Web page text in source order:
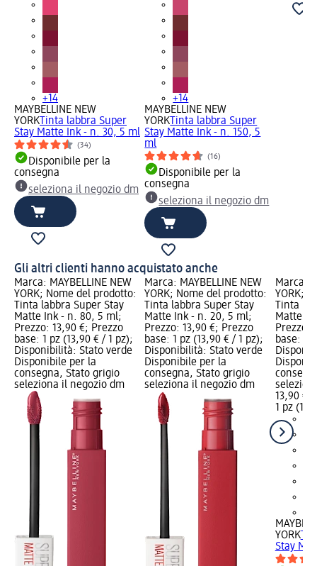
+14
MAYBELLINE NEW
YORK Tinta labbra Super
Stay Matte Ink - n. 30, 5 ml
(34)
Disponibile per la
consegna
seleziona il negozio dm
+14
MAYBELLINE NEW
YORK Tinta labbra Super
Stay Matte Ink - n. 150, 5
ml
(16)
Disponibile per la
consegna
seleziona il negozio dm
Gli altri clienti hanno acquistato anche
Marca: MAYBELLINE NEW
YORK; Nome del prodotto:
Tinta labbra Super Stay
Matte Ink - n. 80, 5 ml;
Prezzo: 13,90 €; Prezzo
base: 1 pz (13,90 € / 1 pz);
Disponibilità: Stato verde
Disponibile per la
consegna, Stato grigio
seleziona il negozio dm
Marca: MAYBELLINE NEW
YORK; Nome del prodotto:
Tinta labbra Super Stay
Matte Ink - n. 20, 5 ml;
Prezzo: 13,90 €; Prezzo
base: 1 pz (13,90 € / 1 pz);
Disponibilità: Stato verde
Disponibile per la
consegna, Stato grigio
seleziona il negozio dm
Marca:
YORK;
Tinta
Matte
Prezzo:
base: 1
13,90 €
1 pz
YORK
Stay